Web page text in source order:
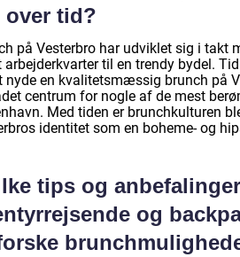
over tid?
på Vesterbro har udviklet sig i takt
arbejderkvarter til en trendy bydel.
nyde en kvalitetsmæssig brunch på
centrum for nogle af de mest
Med tiden er brunchkulturen
identitet som en boheme- og
tips og
og